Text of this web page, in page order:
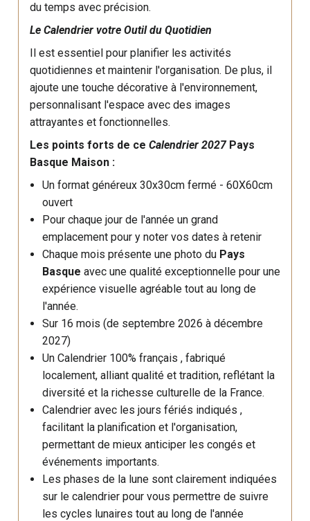
du temps avec précision.
Le Calendrier votre Outil du Quotidien
Il est essentiel pour planifier les activités
quotidiennes et maintenir l'organisation. De plus, il
ajoute une touche décorative à l'environnement,
personnalisant l'espace avec des images
attrayantes et fonctionnelles.
Les points forts de ceCalendrier 2027Pays
Basque Maison :
Un format généreux 30x30cm fermé - 60X60cm
ouvert
Pour chaque jour de l'année un grand
emplacement pour y noter vos dates à retenir
Chaque mois présente une photo du Pays
Basque avec une qualité exceptionnelle pour une
expérience visuelle agréable tout au long de
l'année.
Sur 16 mois (de septembre 2026 à décembre
2027)
Un Calendrier 100% français , fabriqué
localement, alliant qualité et tradition, reflétant la
diversité et la richesse culturelle de la France.
Calendrier avec les jours fériés indiqués ,
facilitant la planification et l'organisation,
permettant de mieux anticiper les congés et
événements importants.
Les phases de la lune sont clairement indiquées
sur le calendrier pour vous permettre de suivre
les cycles lunaires tout au long de l'année